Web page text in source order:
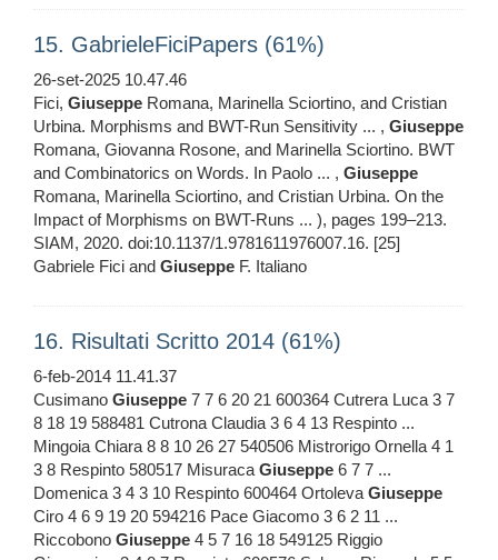
15. GabrieleFiciPapers (61%)
26-set-2025 10.47.46
Fici, Giuseppe Romana, Marinella Sciortino, and Cristian
Urbina. Morphisms and BWT-Run Sensitivity ... , Giuseppe
Romana, Giovanna Rosone, and Marinella Sciortino. BWT
and Combinatorics on Words. In Paolo ... , Giuseppe
Romana, Marinella Sciortino, and Cristian Urbina. On the
Impact of Morphisms on BWT-Runs ... ), pages 199–213.
SIAM, 2020. doi:10.1137/1.9781611976007.16. [25]
Gabriele Fici and Giuseppe F. Italiano
16. Risultati Scritto 2014 (61%)
6-feb-2014 11.41.37
Cusimano Giuseppe 7 7 6 20 21 600364 Cutrera Luca 3 7
8 18 19 588481 Cutrona Claudia 3 6 4 13 Respinto ...
Mingoia Chiara 8 8 10 26 27 540506 Mistrorigo Ornella 4 1
3 8 Respinto 580517 MisuracaGiuseppe 6 7 7 ...
Domenica 3 4 3 10 Respinto 600464 OrtolevaGiuseppe
Ciro 4 6 9 19 20 594216 Pace Giacomo 3 6 2 11 ...
Riccobono Giuseppe 4 5 7 16 18 549125 Riggio